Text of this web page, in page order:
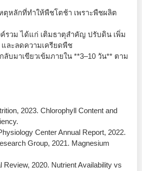
ตุหลักที่ทำให้พืชโตช้า เพราะพืชผลิต
รวม ได้แก่ เติมธาตุสำคัญ ปรับดิน เพิ่ม
และลดความเครียดพืช
บมาเขียวเข้มภายใน **3–10 วัน** ตาม
2023. Chlorophyll Content and
Center Annual Report, 2022.
Group, 2021. Magnesium
Review, 2020. Nutrient Availability vs